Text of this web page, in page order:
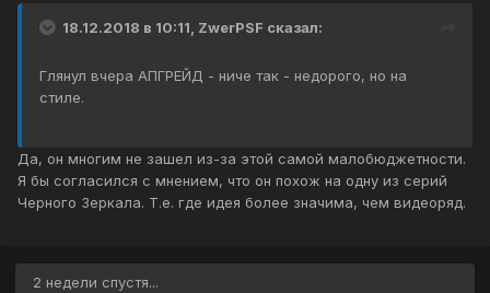
18.12.2018 в 10:11, ZwerPSF сказал:
Глянул вчера АПГРЕЙД - ниче так - недорого, но на
стиле.
Да, он многим не зашел из-за этой самой малобюджетности.
Я бы согласился с мнением, что он похож на одну из серий
Черного Зеркала. Т.е. где идея более значима, чем видеоряд.
2 недели спустя...